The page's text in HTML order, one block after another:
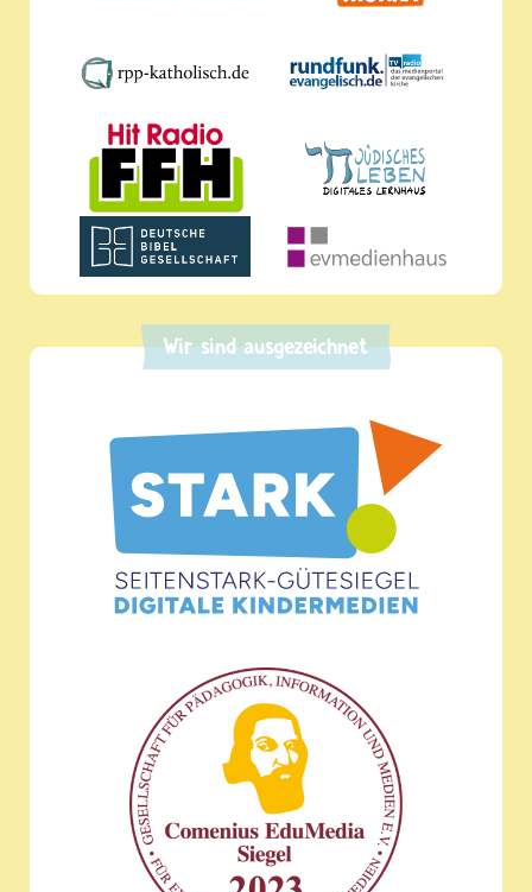
Wir sind ausgezeichnet